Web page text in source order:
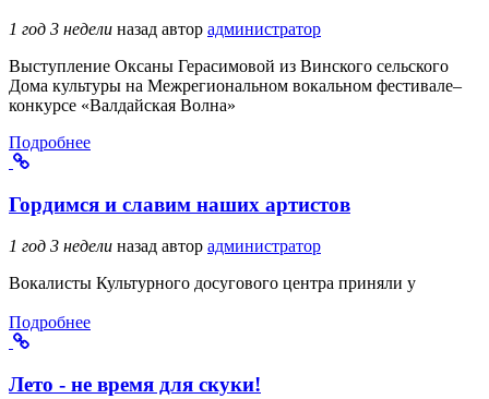
1 год 3 недели назад автор администратор
Выступление Оксаны Герасимовой из Винского сельского
Дома культуры на Межрегиональном вокальном фестивале–
конкурсе «Валдайская Волна»
Подробнее
Гордимся и славим наших артистов
1 год 3 недели назад автор администратор
Вокалисты Культурного досугового центра приняли у
Подробнее
Лето - не время для скуки!